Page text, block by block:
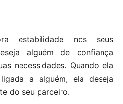
estabilidade nos seus
alguém de confiança
necessidades. Quando ela
a alguém, ela deseja
do seu parceiro.